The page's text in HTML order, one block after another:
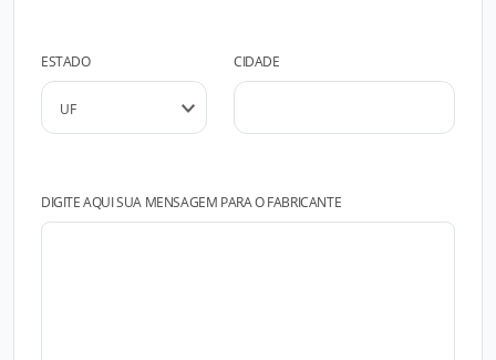
ESTADO CIDADE
DIGITE AQUI SUA MENSAGEM PARA O FABRICANTE